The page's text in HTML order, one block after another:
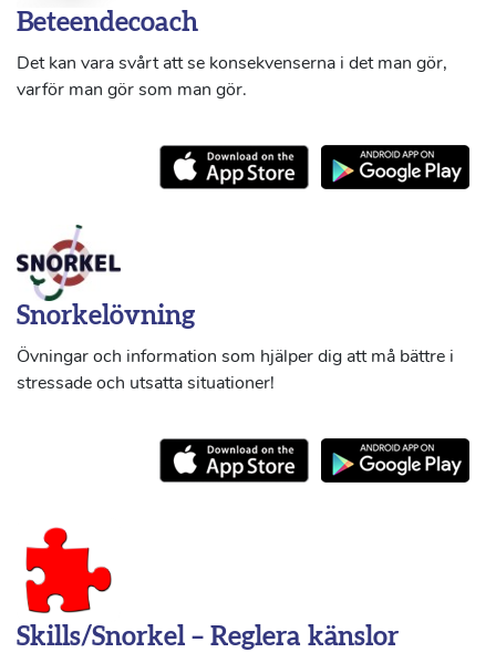
Beteendecoach
Det kan vara svårt att se konsekvenserna i det man gör,
varför man gör som man gör.
Snorkelövning
Övningar och information som hjälper dig att må bättre i
stressade och utsatta situationer!
Skills/Snorkel – Reglera känslor